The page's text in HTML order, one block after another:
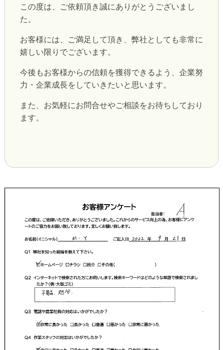
この度は、ご依頼頂き誠にありがとうございまし
た。
お客様には、ご満足して頂き、弊社としても非常に
嬉しい限りでございます。
今後もお客様からの信頼を獲得できるよう、企業努
力・企業成長をしていきたいと思います。
また、お気軽にお問合せやご相談をお待ちしており
ます。